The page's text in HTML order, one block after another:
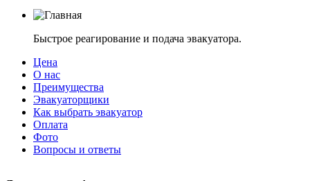
Быстрое реагирование и подача эвакуатора.
Цена
О нас
Преимущества
Эвакуаторщики
Как выбрать эвакуатор
Оплата
Фото
Вопросы и ответы